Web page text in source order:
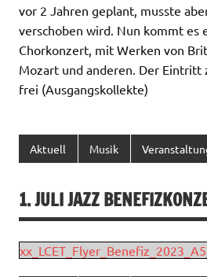
vor 2 Jahren geplant, musste
verschoben wird. Nun kommt es
Chorkonzert, mit Werken von
Mozart und anderen. Der Eintritt
frei (Ausgangskollekte)
Aktuell Musik
1. JULI JAZZ